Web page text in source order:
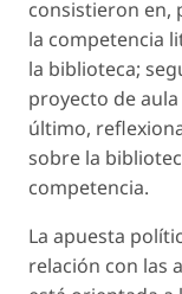
consistieron en,
la competencia
la biblioteca;
proyecto de
último,
sobre la
competencia.
La apuesta
relación con las